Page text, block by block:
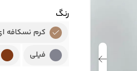
رنگ
کرم نسکافه
فیلی